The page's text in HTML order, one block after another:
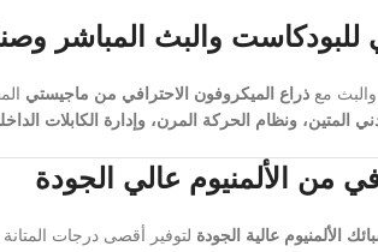
للبودكاست والبث المباشر
مع ذراع الميكروفون الاحترافي من ماجيستي
المتين، ونظام الحركة المرن، وإدارة الكابلات
من الألمنيوم عالي الجودة
الألمنيوم عالية الجودة لتوفير أقصى درجات